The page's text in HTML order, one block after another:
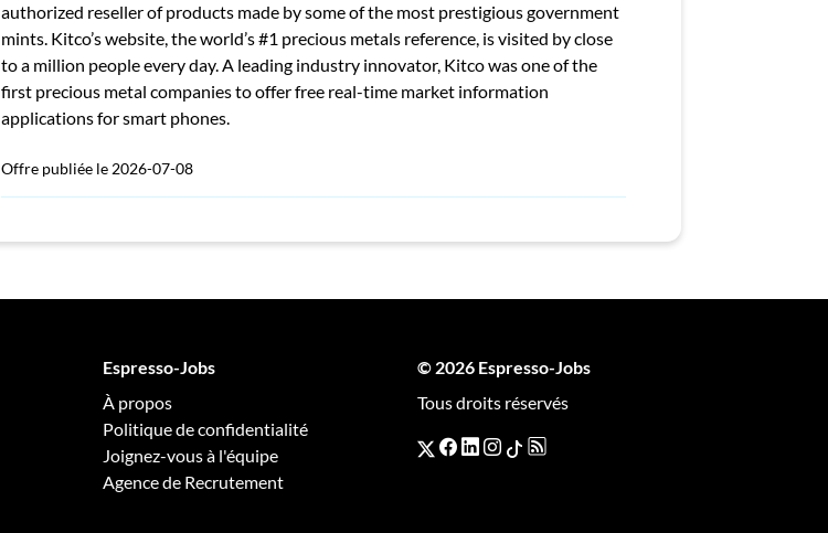
authorized reseller of products made by some of the most prestigious government
mints. Kitco’s website, the world’s #1 precious metals reference, is visited by close
to a million people every day. A leading industry innovator, Kitco was one of the
first precious metal companies to offer free real-time market information
applications for smart phones.
Offre publiée le 2026-07-08
Espresso-Jobs
À propos
Politique de confidentialité
Joignez-vous à l'équipe
Agence de Recrutement
© 2026 Espresso-Jobs
Tous droits réservés